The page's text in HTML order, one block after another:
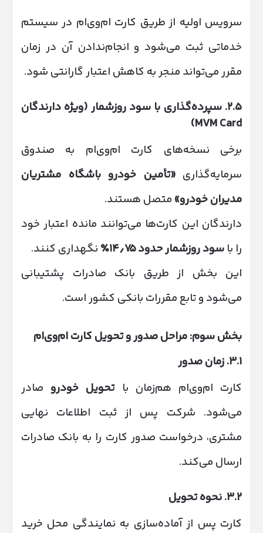
سرویس اولیه از طریق کارت ام‌وی‌ام در سیستم
خدماتی ثبت می‌شود و انجام‌ندادن آن در زمان
مقرر می‌تواند منجر به کاهش اعتبار گارانتی شود.
۲.۵.سپرده‌گذاری با سود روزشمار (ویژه دارندگان
MVM Card)
برخی نسخه‌های کارت ام‌وی‌ام به صندوق
سرمایه‌گذاری«تأمین خودرو باشگاه مشتریان
مدیران خودرو» متصل هستند.
دارندگان این کارت‌ها می‌توانند مانده اعتبار خود
را با سود روزشمار حدود ۱۴٫۷۵٪
نگهداری کنند.
این بخش از طریق بانک صادرات پشتیبانی
می‌شود و تابع مقررات بانکی کشور است.
بخش سوم: مراحل صدور و تحویل کارت ام‌وی‌ام
۳.۱.زمان صدور
کارت ام‌وی‌ام هم‌زمان باتحویل خودروصادر
می‌شود. شرکت پس از ثبت اطلاعات نهایی
مشتری، درخواست صدور کارت را به بانک صادرات
ارسال می‌کند.
۳.۲.نحوه تحویل
کارت پس از آماده‌سازی به نمایندگی محل خرید